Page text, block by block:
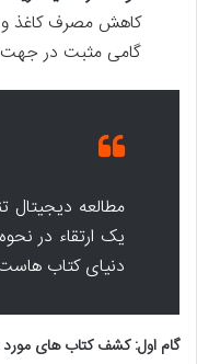
کاهش مصرف کاغذ
گامی مثبت در جهت
مطالعه دیجیتال
یک ارتقاء در
دنیای کتاب
گام اول: کشف کتاب های مورد